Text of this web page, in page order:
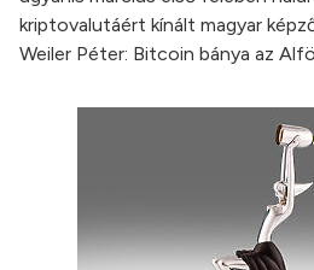
kriptovalutáért kínált magyar
Weiler Péter: Bitcoin bánya az